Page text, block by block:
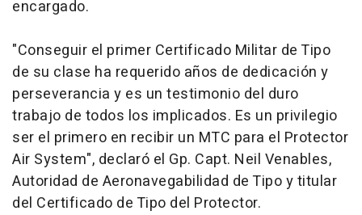
encargado.
"Conseguir el primer Certificado Militar de Tipo
de su clase ha requerido años de dedicación y
perseverancia y es un testimonio del duro
trabajo de todos los implicados. Es un privilegio
ser el primero en recibir un MTC para el Protector
Air System", declaró el Gp. Capt. Neil Venables,
Autoridad de Aeronavegabilidad de Tipo y titular
del Certificado de Tipo del Protector.